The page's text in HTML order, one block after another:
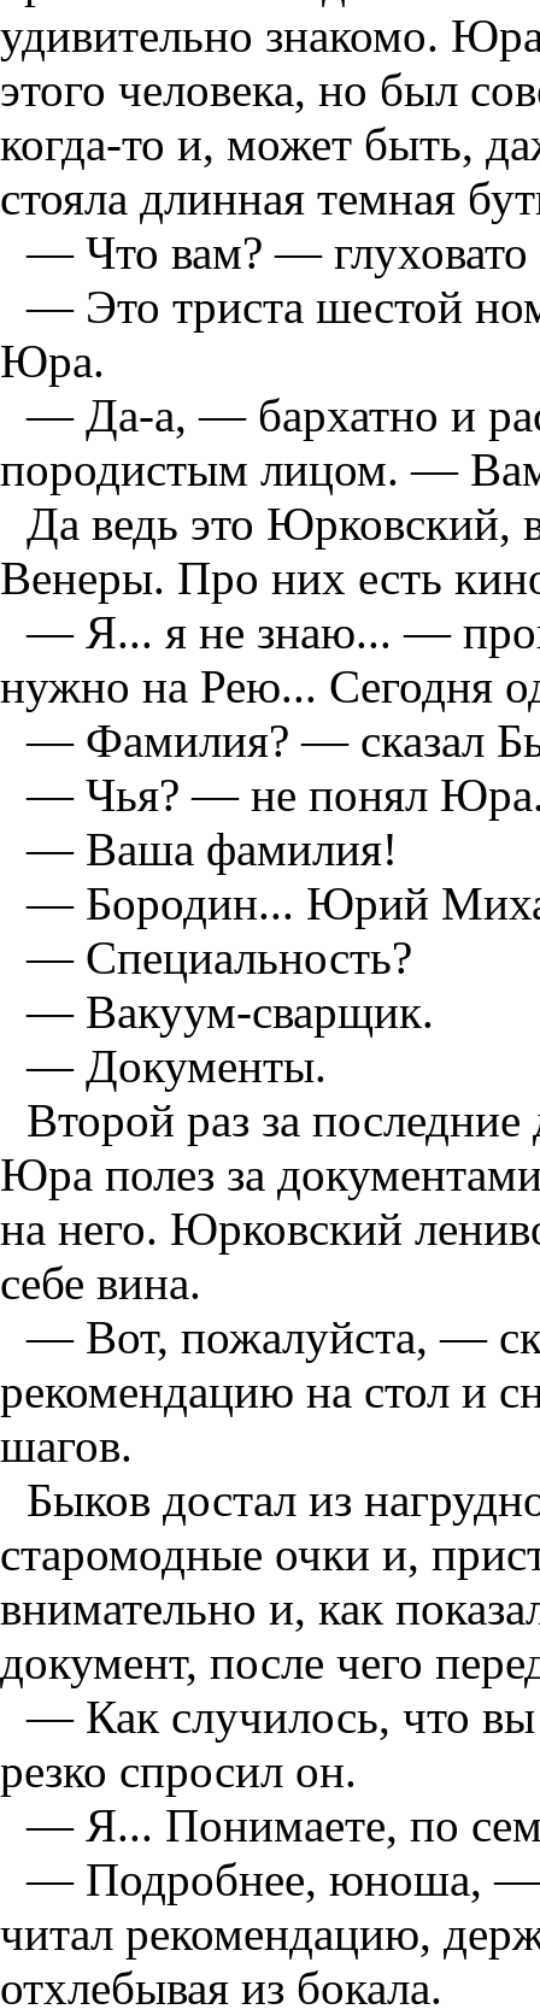
удивительно знакомо.
этого человека, но был
когда-то и, может быть,
стояла длинная темная
— Что вам? — глуховато
— Это триста шестой
Юра.
— Да-а, — бархатно и
породистым лицом. —
Да ведь это Юрковский,
Венеры. Про них есть
— Я... я не знаю... —
нужно на Рею... Сегодня
— Фамилия? — сказал
— Чья? — не понял
— Ваша фамилия!
— Бородин... Юрий
— Специальность?
— Вакуум-сварщик.
— Документы.
Второй раз за
Юра полез за
на него. Юрковский
себе вина.
— Вот, пожалуйста, —
рекомендацию на стол и
шагов.
Быков достал из
старомодные очки и,
внимательно и, как
документ, после чего
— Как случилось, что
резко спросил он.
— Я... Понимаете, по
— Подробнее, юноша, —
читал рекомендацию,
отхлебывая из бокала.